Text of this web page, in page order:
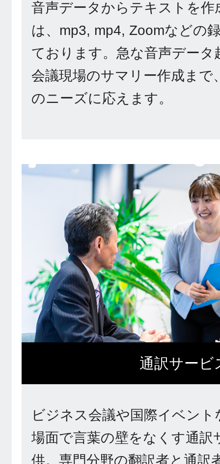
音声データからテキストを作
は、mp3, mp4, Zoomなどの
ております。急な音声データ
会議現場のサマリー作成まで
のニーズに応えます。
通訳サービ
ビジネス会議や国際イベン
場面で言葉の壁をなくす通訳
供。専門分野の翻訳者と通訳